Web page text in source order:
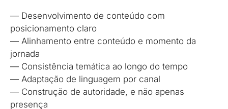
— Desenvolvimento de conteúdo com
posicionamento claro
— Alinhamento entre conteúdo e momento da
jornada
— Consistência temática ao longo do tempo
— Adaptação de linguagem por canal
— Construção de autoridade, e não apenas
presença